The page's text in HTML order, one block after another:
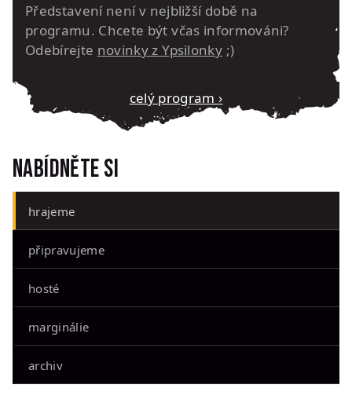
Nabídněte si
hrajeme
připravujeme
hosté
marginálie
archiv
Představení není v nejbližší době na
programu. Chcete být včas informováni?
Odebírejte novinky z Ypsilonky ;)
Celý program ›